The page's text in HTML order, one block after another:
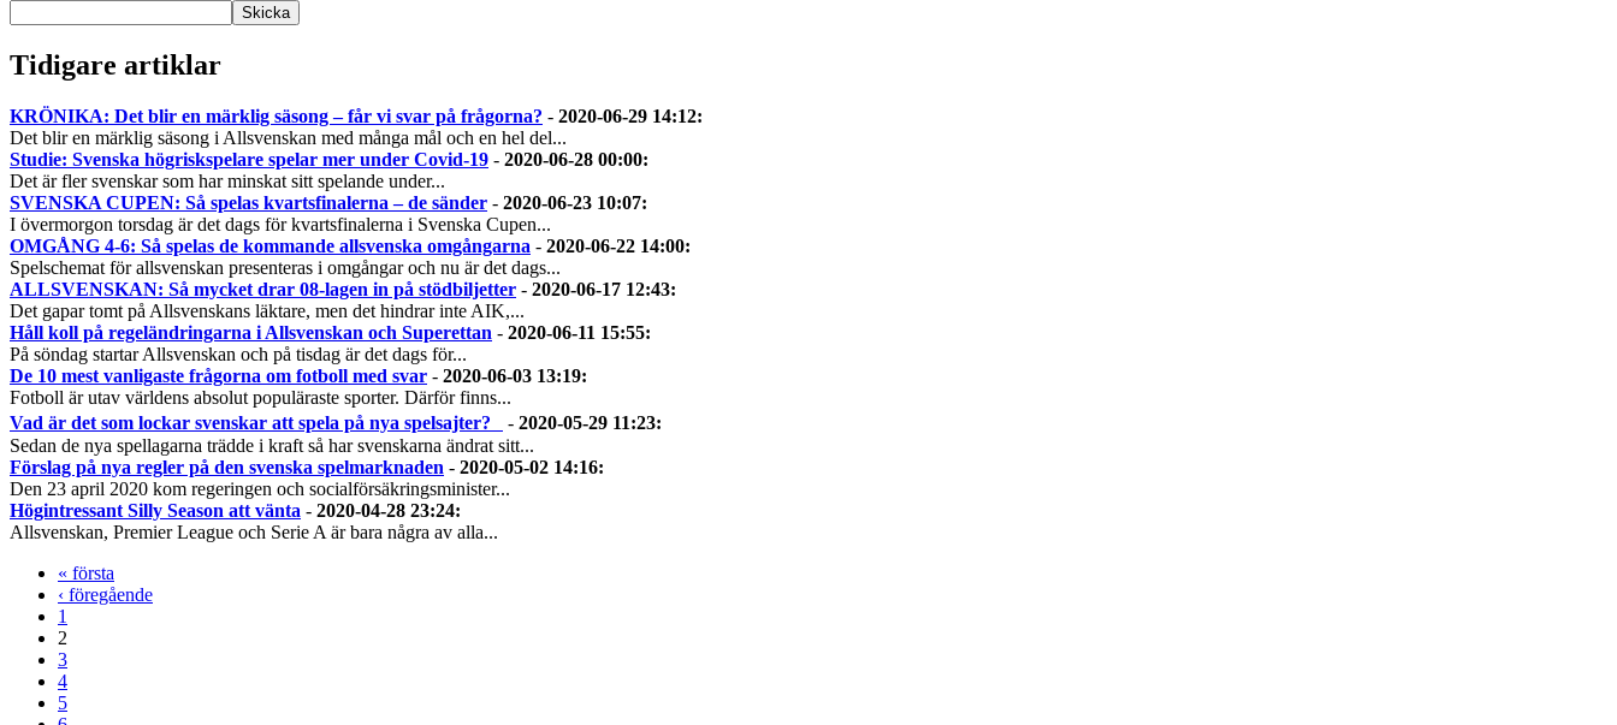
Tidigare artiklar
KRÖNIKA: Det blir en märklig säsong – får vi svar på frågorna? - 2020-06-29 14:12:
Det blir en märklig säsong i Allsvenskan med många mål och en hel del...
Studie: Svenska högriskspelare spelar mer under Covid-19 - 2020-06-28 00:00:
Det är fler svenskar som har minskat sitt spelande under...
SVENSKA CUPEN: Så spelas kvartsfinalerna – de sänder - 2020-06-23 10:07:
I övermorgon torsdag är det dags för kvartsfinalerna i Svenska Cupen...
OMGÅNG 4-6: Så spelas de kommande allsvenska omgångarna - 2020-06-22 14:00:
Spelschemat för allsvenskan presenteras i omgångar och nu är det dags...
ALLSVENSKAN: Så mycket drar 08-lagen in på stödbiljetter - 2020-06-17 12:43:
Det gapar tomt på Allsvenskans läktare, men det hindrar inte AIK,...
Håll koll på regeländringarna i Allsvenskan och Superettan - 2020-06-11 15:55:
På söndag startar Allsvenskan och på tisdag är det dags för...
De 10 mest vanligaste frågorna om fotboll med svar - 2020-06-03 13:19:
Fotboll är utav världens absolut populäraste sporter. Därför finns...
Vad är det som lockar svenskar att spela på nya spelsajter?
- 2020-05-29 11:23:
Sedan de nya spellagarna trädde i kraft så har svenskarna ändrat sitt...
Förslag på nya regler på den svenska spelmarknaden - 2020-05-02 14:16:
Den 23 april 2020 kom regeringen och socialförsäkringsminister...
Högintressant Silly Season att vänta - 2020-04-28 23:24:
Allsvenskan, Premier League och Serie A är bara några av alla...
« första
‹ föregående
1
2
3
4
5